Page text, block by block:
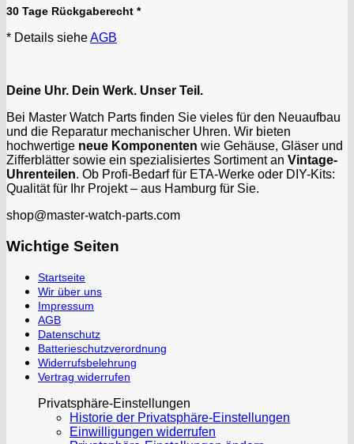
30 Tage Rückgaberecht *
* Details sieheAGB
Deine Uhr. Dein Werk. Unser Teil.
Bei Master Watch Parts finden Sie vieles für den Neuaufbau
und die Reparatur mechanischer Uhren. Wir bieten
hochwertige neue Komponenten wie Gehäuse, Gläser und
Zifferblätter sowie ein spezialisiertes Sortiment an Vintage-
Uhrenteilen. Ob Profi-Bedarf für ETA-Werke oder DIY-Kits:
Qualität für Ihr Projekt – aus Hamburg für Sie.
shop@master-watch-parts.com
Wichtige Seiten
Startseite
Wir über uns
Impressum
AGB
Datenschutz
Batterieschutzverordnung
Widerrufsbelehrung
Vertrag widerrufen
Privatsphäre-Einstellungen
Historie der Privatsphäre-Einstellungen
Einwilligungen widerrufen